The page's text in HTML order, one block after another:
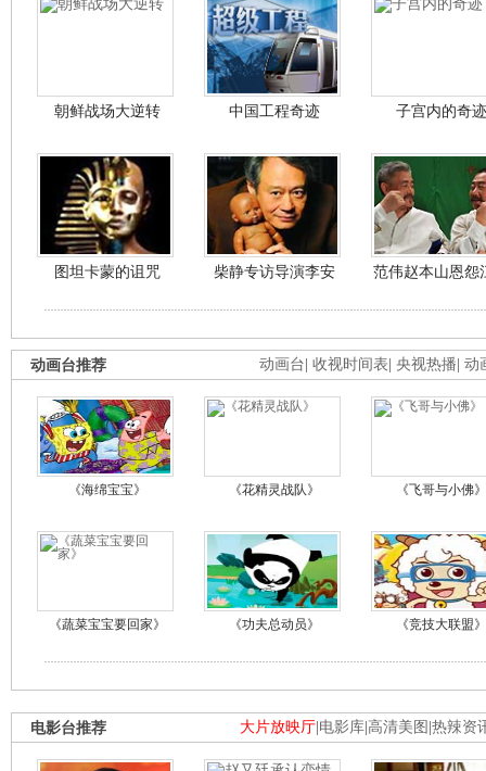
朝鲜战场大逆转 中国工程奇迹 子宫内的奇迹
图坦卡蒙的诅咒 柴静专访导演李安 范伟赵本山恩怨
动画台 收视时间表 央视热播 动
动画台推荐
《海绵宝宝》 《花精灵战队》 《飞哥与小佛》
《蔬菜宝宝要回家》 《功夫总动员》 《竞技大联盟》
大片放映厅 电影库 高清美图 热辣资
电影台推荐